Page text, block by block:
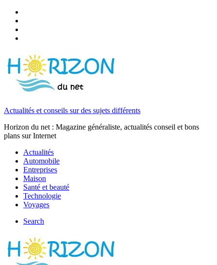
Actualités et conseils sur des sujets différents
Horizon du net : Magazine généraliste, actualités conseil et bons
plans sur Internet
Actualités
Automobile
Entreprises
Maison
Santé et beauté
Technologie
Voyages
Search